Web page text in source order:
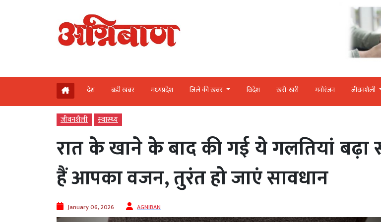
देश बड़ी खबर मध्‍यप्रदेश जिले की खबर विदेश खरी-खरी मनोरंजन जीवनशैली
जीवनशैली स्‍वास्‍थ्‍य
रात के खाने के बाद की गई ये गलतियां बढ़ा
हैं आपका वजन, तुरंत हो जाएं सावधान
January 06, 2026 AGNIBAN